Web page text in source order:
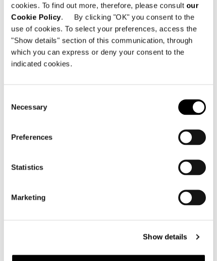
cookies. To find out more, therefore, please consult our
Cookie Policy. By clicking "OK" you consent to the
use of cookies. To select your preferences, access the
"Show details" section of this communication, through
which you can express or deny your consent to the
indicated cookies.
Selection
Necessary
Preferences
Statistics
Marketing
Show details